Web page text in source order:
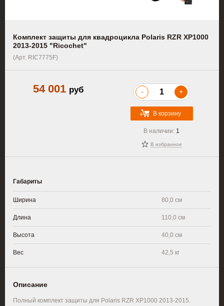
Комплект защиты для квадроцикла Polaris RZR XP1000
2013-2015 "Ricochet"
(Арт. RIC7775F)
54 001 руб - +
В корзину
В наличии: 1
В избранное
Габариты
Ширина 80,0 см
Длина 110,0 см
Высота 40,0 см
Вес 42,5 кг
Описание
Полный комплект защиты для Polaris RZR XP1000 2013-2015.